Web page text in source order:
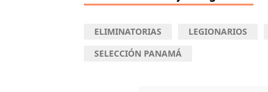
ELIMINATORIAS LEGIONARIOS
SELECCIÓN PANAMÁ